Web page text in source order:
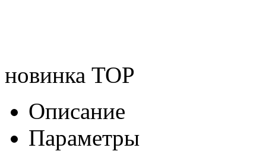
новинка TOP
Описание
Параметры